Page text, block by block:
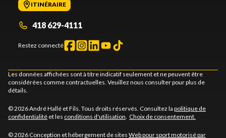
ITINÉRAIRE
418 629-4111
Restez connecté
Les données affichées sont à titre indicatif seulement et ne peuvent être
considérées comme contractuelles. Veuillez nous consulter pour plus de
détails.
© 2026 André Hallé et Fils. Tous droits réservés. Consultez la politique de
confidentialité et les conditions d'utilisation. Choix de consentement.
© 2026 Conception et hébergement de sites Web pour sport motorisé par